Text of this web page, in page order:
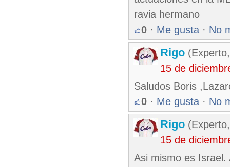
ravia hermano
0 · Me gusta · No
Rigo
15 de
Saludos Boris
0 · Me gusta · No
Rigo
15 de
Asi mismo es